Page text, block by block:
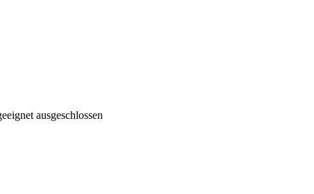
ausgeschlossen